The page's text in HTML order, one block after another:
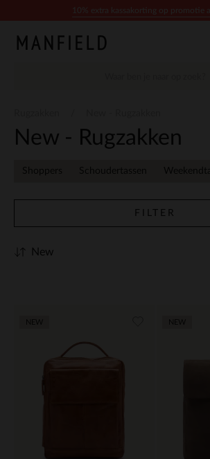
New - Rugzakken
Shoppers Schoudertassen
FILTER
New